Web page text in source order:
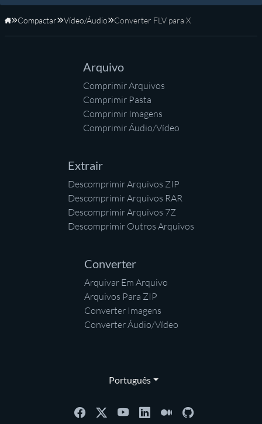
Início
Compactar Vídeo/Áudio Converter FLV para X
Arquivo
Comprimir Arquivos
Comprimir Pasta
Comprimir Imagens
Comprimir Áudio/Vídeo
Extrair
Descomprimir Arquivos ZIP
Descomprimir Arquivos RAR
Descomprimir Arquivos 7Z
Descomprimir Outros Arquivos
Converter
Arquivar Em Arquivo
Arquivos Para ZIP
Converter Imagens
Converter Áudio/Vídeo
Português